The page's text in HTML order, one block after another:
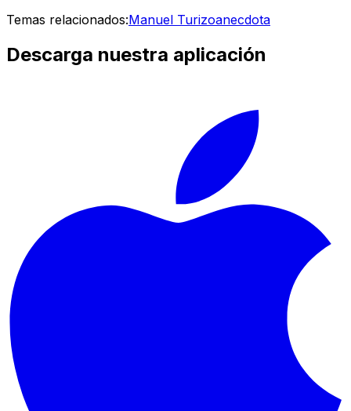
Temas relacionados:Manuel Turizoanecdota
Descarga nuestra aplicación